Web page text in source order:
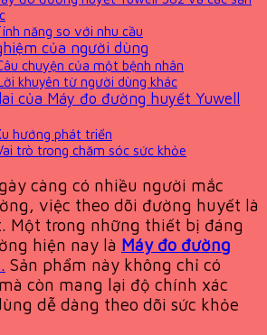
năng so với nhu cầu
của người dùng
chuyện của một bệnh nhân
khuyên từ người dùng khác
của Máy đo đường huyết Yuwell
hướng phát triển
trò trong chăm sóc sức khỏe
càng có nhiều người mắc
việc theo dõi đường huyết là
Một trong những thiết bị đáng
hiện nay là Máy đo đường
. Sản phẩm này không chỉ có
còn mang lại độ chính xác
dễ dàng theo dõi sức khỏe